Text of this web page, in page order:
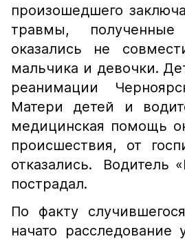
произошедшего
травмы,
оказались не
мальчика и девочки.
реанимации
Матери детей и
медицинская помощь
происшествия, от
отказались. Водитель
пострадал.
По факту
начато расследование